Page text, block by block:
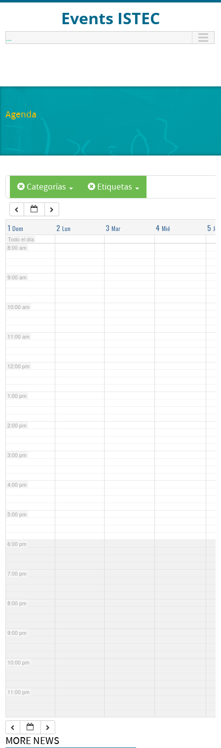
Events ISTEC
...
Agenda
Categorías Etiquetas
1 Dom 2 Lun 3 Mar 4 Mié 5 Jue
Todo el día
1:00 am
6:00 am
7:00 am
8:00 am
9:00 am
10:00 am
11:00 am
12:00 pm
1:00 pm
2:00 pm
3:00 pm
4:00 pm
5:00 pm
6:00 pm
7:00 pm
8:00 pm
9:00 pm
10:00 pm
11:00 pm
MORE NEWS